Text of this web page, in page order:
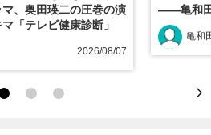
、奥田瑛二の圧巻の演
「テレビ健康診断」
2026/08/07
――亀和田
亀和